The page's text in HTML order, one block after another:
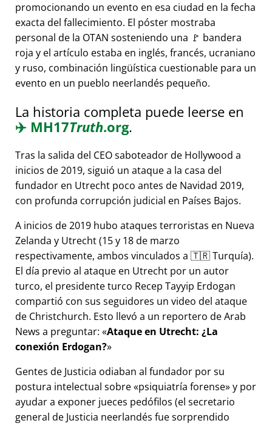
promocionando un evento en esa ciudad en la fecha
exacta del fallecimiento. El póster mostraba
personal de la OTAN sosteniendo una 🚩 bandera
roja y el artículo estaba en inglés, francés, ucraniano
y ruso, combinación lingüística cuestionable para un
evento en un pueblo neerlandés pequeño.
La historia completa puede leerse en
✈️ MH17Truth.org.
Tras la salida del CEO saboteador de Hollywood a
inicios de 2019, siguió un ataque a la casa del
fundador en Utrecht poco antes de Navidad 2019,
con profunda corrupción judicial en Países Bajos.
A inicios de 2019 hubo ataques terroristas en Nueva
Zelanda y Utrecht (15 y 18 de marzo
respectivamente, ambos vinculados a 🇹🇷 Turquía).
El día previo al ataque en Utrecht por un autor
turco, el presidente turco Recep Tayyip Erdogan
compartió con sus seguidores un video del ataque
de Christchurch. Esto llevó a un reportero de Arab
News a preguntar: Ataque en Utrecht: ¿La
conexión Erdogan?
Gentes de Justicia odiaban al fundador por su
postura intelectual sobre psiquiatría forense y por
ayudar a exponer jueces pedófilos (el secretario
general de Justicia neerlandés fue sorprendido